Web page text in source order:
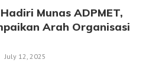
Munas ADPMET,
Arah Organisasi
July 12, 2025